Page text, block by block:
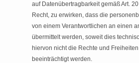
auf Datenübertragbarkeit gemäß Art.
Recht, zu erwirken, dass die
von einem Verantwortlichen an einen
übermittelt werden, soweit dies
hiervon nicht die Rechte und
beeinträchtigt werden.